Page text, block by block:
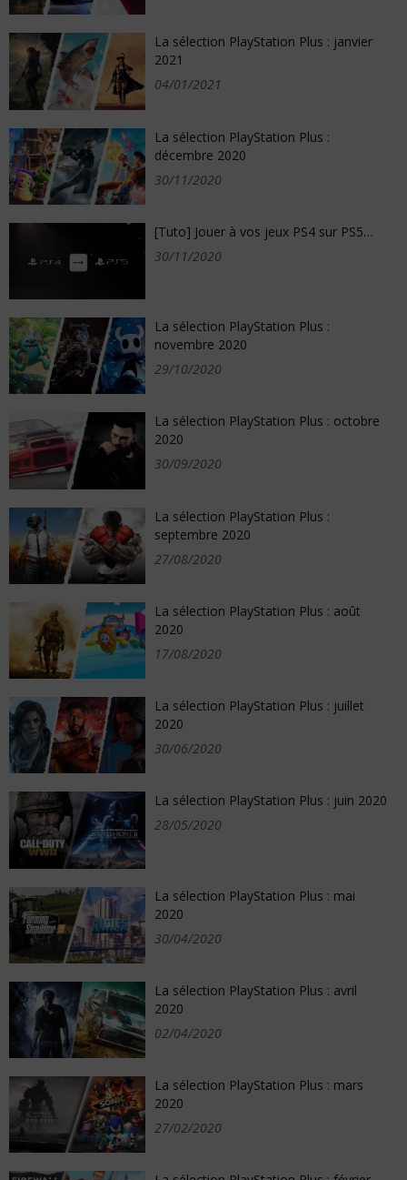
La sélection PlayStation Plus : janvier
2021
04/01/2021
La sélection PlayStation Plus :
décembre 2020
30/11/2020
[Tuto] Jouer à vos jeux PS4 sur PS5…
30/11/2020
La sélection PlayStation Plus :
novembre 2020
29/10/2020
La sélection PlayStation Plus : octobre
2020
30/09/2020
La sélection PlayStation Plus :
septembre 2020
27/08/2020
La sélection PlayStation Plus : août
2020
17/08/2020
La sélection PlayStation Plus : juillet
2020
30/06/2020
La sélection PlayStation Plus : juin 2020
28/05/2020
La sélection PlayStation Plus : mai
2020
30/04/2020
La sélection PlayStation Plus : avril
2020
02/04/2020
La sélection PlayStation Plus : mars
2020
27/02/2020